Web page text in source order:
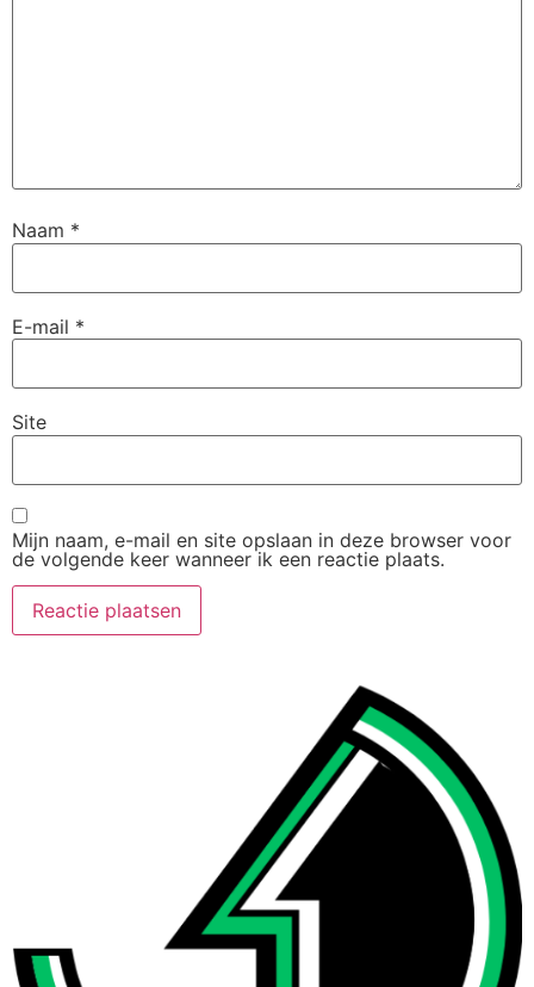
Naam *
E-mail *
Site
Mijn naam, e-mail en site opslaan in deze browser voor
de volgende keer wanneer ik een reactie plaats.